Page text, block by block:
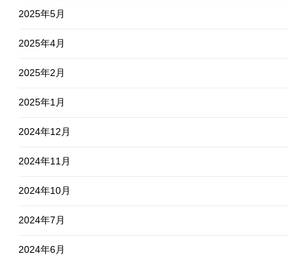
2025年5月
2025年4月
2025年2月
2025年1月
2024年12月
2024年11月
2024年10月
2024年7月
2024年6月